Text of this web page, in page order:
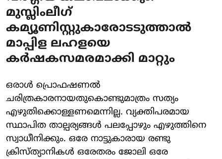
മുസ്ലിംലീഗ്
കമ്യൂണിസ്റ്റുകാരോടടുത്താല്‍
മാപ്പിള ലഹളയെ
കര്‍ഷകസമരമാക്കി മാറ്റും
ഒരാള്‍ പ്രൊഫഷണല്‍
ചരിത്രകാരനായതുകൊണ്ടുമാത്രം സത്യം
എഴുതിക്കൊള്ളണമെന്നില്ല. വ്യക്തിപരമായ
സ്ഥാപിത താല്പര്യങ്ങള്‍ പലപ്പോഴും എഴുത്തിനെ
സ്വാധീനിക്കും. ഒരേ നാട്ടുകാരായ രണ്ടു
ക്രിസ്ത്യാനികള്‍ ഒരേതരം ജോലി ഒരേ